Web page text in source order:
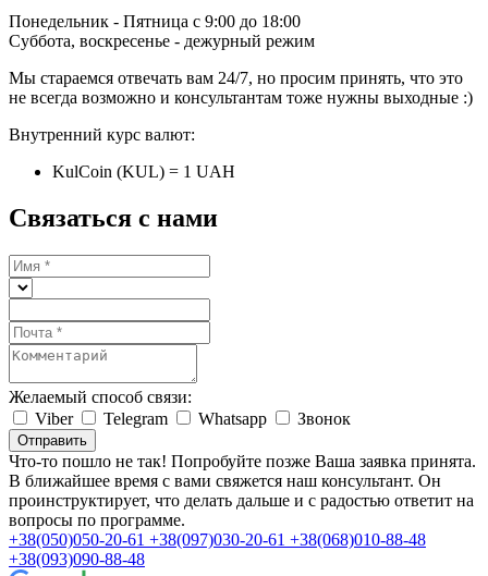
Понедельник - Пятница с 9:00 до 18:00
Суббота, воскресенье - дежурный режим
Мы стараемся отвечать вам 24/7, но просим принять, что это
не всегда возможно и консультантам тоже нужны выходные :)
Внутренний курс валют:
KulCoin (KUL) = 1 UAH
Связаться с нами
Желаемый способ связи:
Viber
Telegram Whatsapp Звонок
Отправить
Что-то пошло не так! Попробуйте позже Ваша заявка принята.
В ближайшее время с вами свяжется наш консультант. Он
проинструктирует, что делать дальше и с радостью ответит на
вопросы по программе.
+38(050)050-20-61 +38(097)030-20-61 +38(068)010-88-48
+38(093)090-88-48